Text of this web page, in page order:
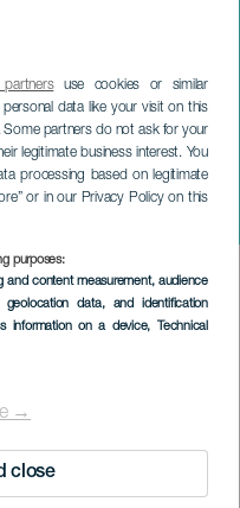
use cookies or similar
data like your visit on this
Some partners do not ask for your
legitimate business interest. You
processing based on legitimate
or in our Privacy Policy on this
purposes:
and content measurement, audience
data, and identification
information on a device, Technical
→
close